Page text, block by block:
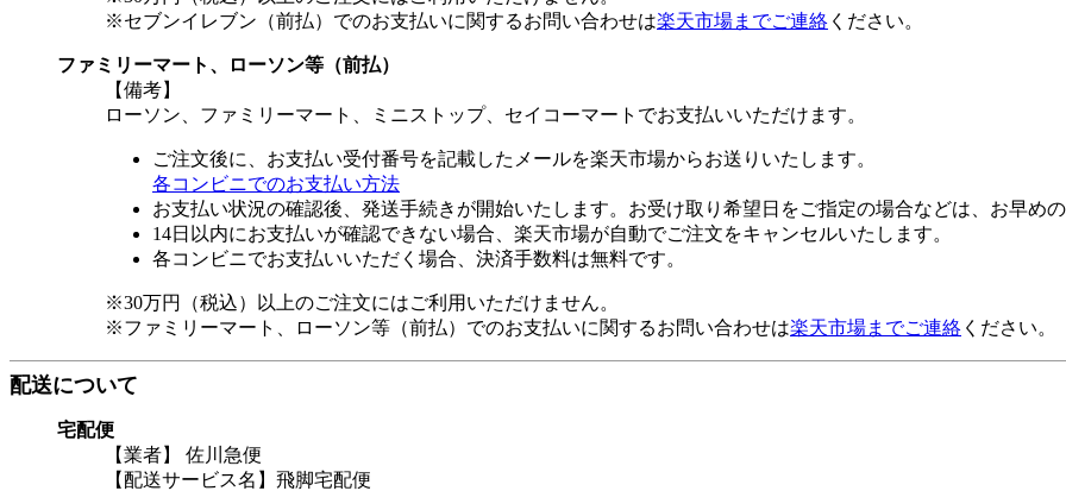
※セブンイレブン（前払）でのお支払いに関するお問い合わせは楽天市場までご連絡 ください。
ファミリーマート、ローソン等（前払）
【備考】
ローソン、ファミリーマート、ミニストップ、セイコーマートでお支払いいただけます。
ご注文後に、お支払い受付番号を記載したメールを楽天市場からお送りいたします。
各コンビニでのお支払い方法
お支払い状況の確認後、発送手続きが開始いたします。お受け取り希望日をご指定の場合などは、お早め
14日以内にお支払いが確認できない場合、楽天市場が自動でご注文をキャンセルいたします。
各コンビニでお支払いいただく場合、決済手数料は無料です。
※30万円（税込）以上のご注文にはご利用いただけません。
※ファミリーマート、ローソン等（前払）でのお支払いに関するお問い合わせは楽天市場までご連絡 ください。
配送について
宅配便
【業者】 佐川急便
【配送サービス名】飛脚宅配便